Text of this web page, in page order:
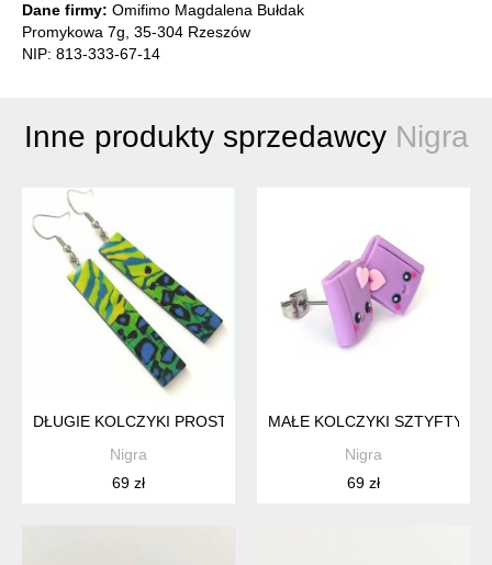
Dane firmy: Omifimo Magdalena Bułdak
Promykowa 7g, 35-304 Rzeszów
NIP: 813-333-67-14
Inne produkty sprzedawcy Nigra
DŁUGIE KOLCZYKI PROSTOKĄTY ZIELONE NIEBIESKIE
Nigra
69 zł
MAŁE KOLCZYKI SZTYFTY
Nigra
69 zł